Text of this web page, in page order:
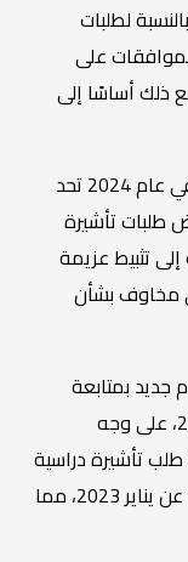
لطلبات
على
ويرجع ذلك أساسًا إلى
وعلى وجه التحديد، أدخلت الحكومة لوائح في عام 2024 تحد
طلبات تأشيرة
ذلك إلى تثبيط عزيمة
مخاوف بشأن
جديد بمتابعة
التعليم في المملكة المتحدة. في يناير 2025، على وجه
الخصوص، تلقت المملكة المتحدة 28,700 طلب تأشيرة دراسية
مدعومة. ويمثل هذا الرقم زيادة بنسبة 7% عن يناير 2023، مما